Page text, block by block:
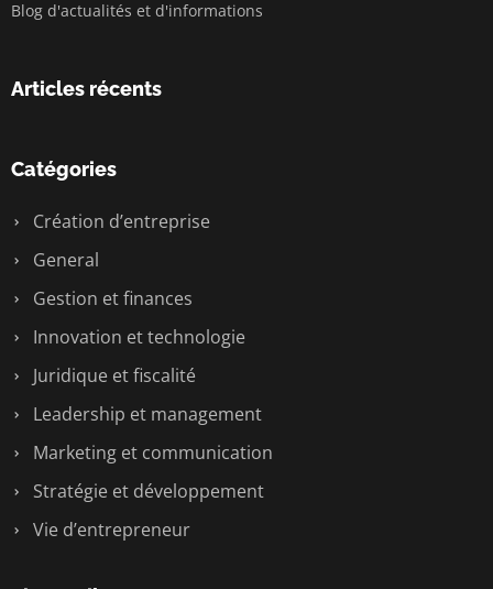
Blog d'actualités et d'informations
Articles récents
Catégories
Création d’entreprise
General
Gestion et finances
Innovation et technologie
Juridique et fiscalité
Leadership et management
Marketing et communication
Stratégie et développement
Vie d’entrepreneur